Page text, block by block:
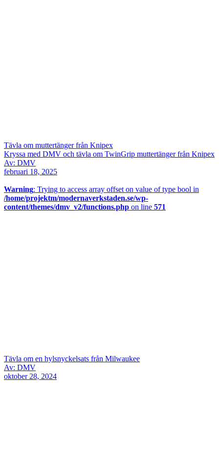
Tävla om muttertänger från Knipex
Kryssa med DMV och tävla om TwinGrip muttertänger från Knipex
Av: DMV
februari 18, 2025
Warning: Trying to access array offset on value of type bool in
/home/projektm/modernaverkstaden.se/wp-
content/themes/dmv_v2/functions.php on line 571
Tävla om en hylsnyckelsats från Milwaukee
Av: DMV
oktober 28, 2024